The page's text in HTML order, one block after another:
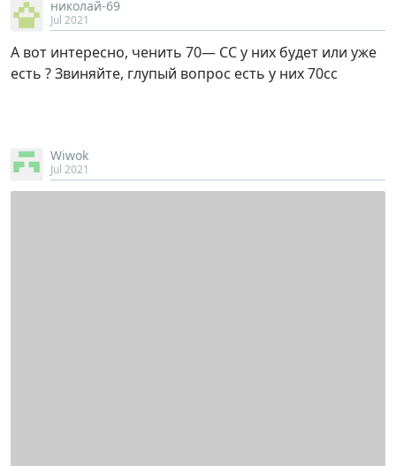
николай-69
Jul 2021
А вот интересно, ченить 70— СС у них будет или уже
есть ? Звиняйте, глупый вопрос есть у них 70сс
Wiwok
Jul 2021